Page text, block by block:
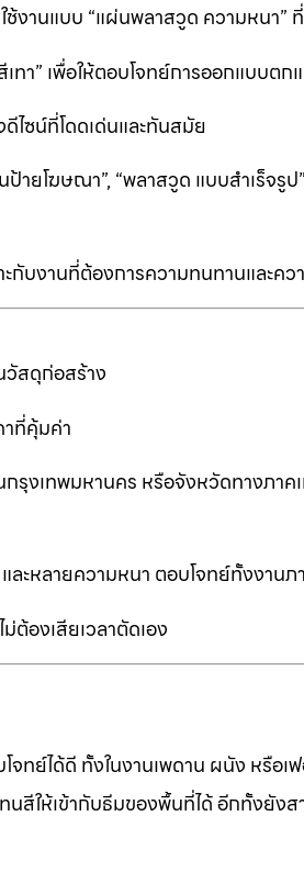
งานแบบ “แผ่นพลาสวูด ความหนา”
ทา” เพื่อให้ตอบโจทย์การออกแบบต
ไซน์ที่โดดเด่นและทันสมัย
ป้ายโฆษณา”, “พลาสวูด แบบสำเร็จรู
ะกับงานที่ต้องการความทนทานและค
วัสดุก่อสร้าง
ที่คุ้มค่า
งเทพมหานคร หรือจังหวัดทางภาค
ะหลายความหนา ตอบโจทย์ทั้งงานภ
ต้องเสียเวลาตัดเอง
ย์ได้ดี ทั้งในงานเพดาน ผนัง หรือเฟ
นสีให้เข้ากับธีมของพื้นที่ได้ อีกทั้งยัง